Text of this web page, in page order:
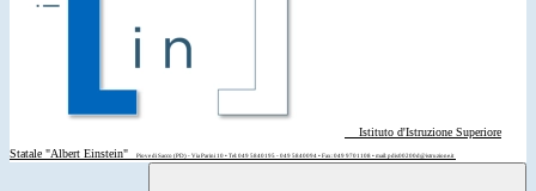
Istituto d'Istruzione Superiore
Statale "Albert Einstein"
Piove di Sacco (PD) - Via Parini 10 • Tel: 049 5840195 - 049 5840094 • Fax: 049 9701108 • mail: pdis00200d@istruzione.it